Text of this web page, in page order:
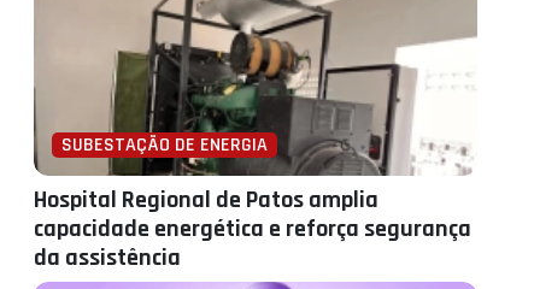
SUBESTAÇÃO DE ENERGIA
Hospital Regional de Patos amplia
capacidade energética e reforça segurança
da assistência